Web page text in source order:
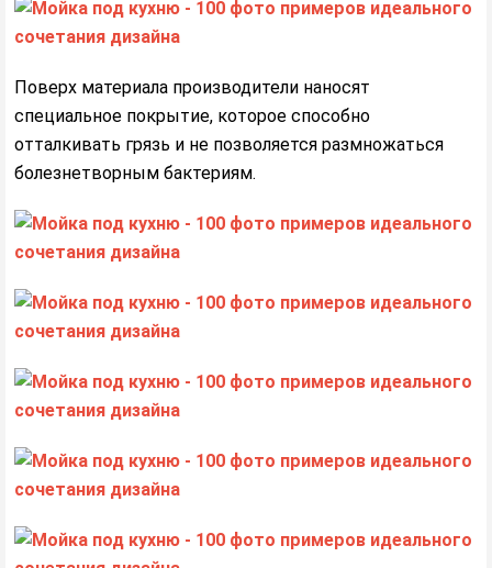
Поверх материала производители наносят
специальное покрытие, которое способно
отталкивать грязь и не позволяется размножаться
болезнетворным бактериям.